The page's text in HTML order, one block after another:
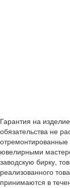
Гарантия на
обязательства не
ювелирными
заводскую бирку,
реализованного
принимаются в